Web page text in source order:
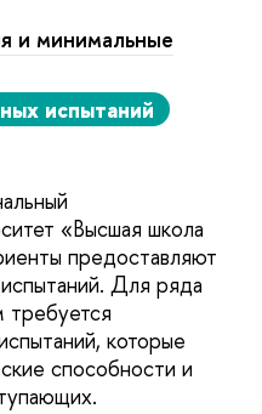
и минимальные
испытаний
«Высшая школа
предоставляют
Для ряда
требуется
которые
способности и